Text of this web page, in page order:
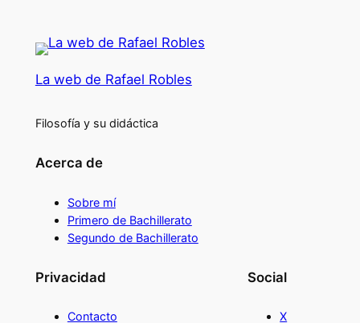
La web de Rafael Robles
Filosofía y su didáctica
Acerca de
Sobre mí
Primero de Bachillerato
Segundo de Bachillerato
Privacidad
Contacto
Social
X